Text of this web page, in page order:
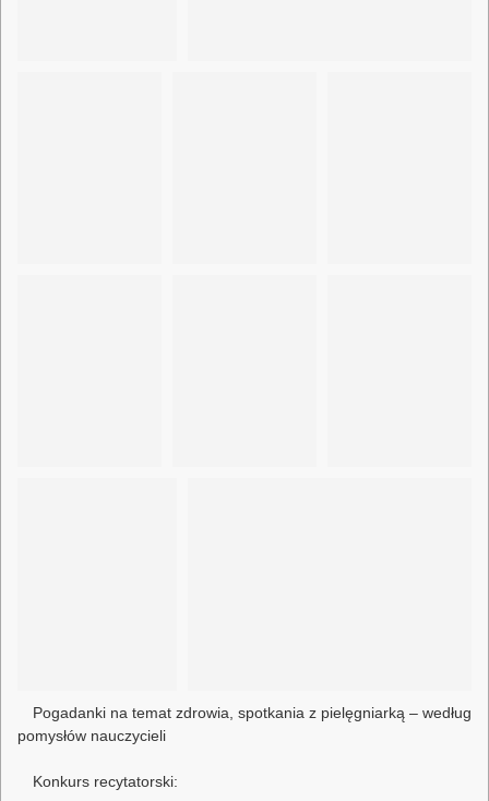
Pogadanki na temat zdrowia, spotkania z pielęgniarką – według
pomysłów nauczycieli
Konkurs recytatorski: